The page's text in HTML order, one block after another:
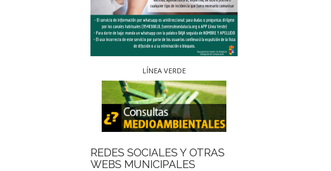
LÍNEA VERDE
REDES SOCIALES Y OTRAS
WEBS MUNICIPALES